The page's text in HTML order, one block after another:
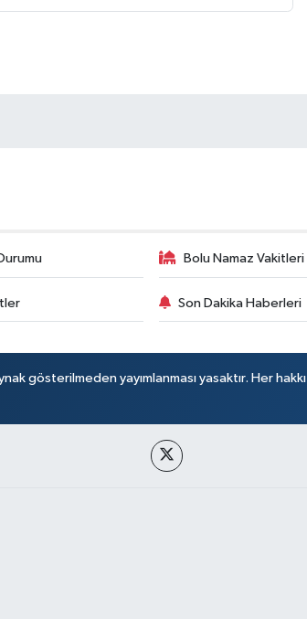
Bolu Namaz Vakitleri
Son Dakika Haberleri
gösterilmeden yayımlanması yasaktır. Her hakkı